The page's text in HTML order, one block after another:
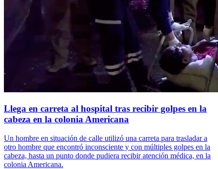
Llega en carreta al hospital tras recibir golpes en la
cabeza en la colonia Americana
Un hombre en situación de calle utilizó una carreta para trasladar a
otro hombre que encontró inconsciente y con múltiples golpes en la
cabeza, hasta un punto donde pudiera recibir atención médica, en la
colonia Americana.